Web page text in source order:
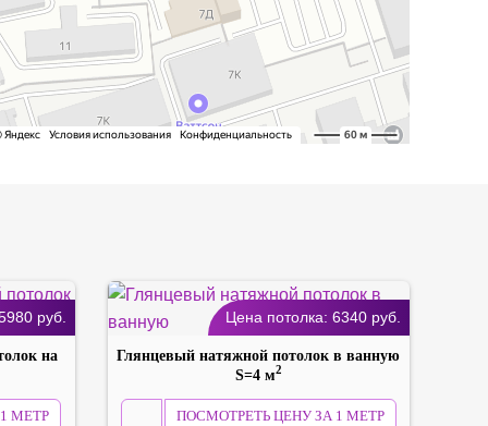
руб.
на
МЕТР
Цена потолка: 6340 руб.
Глянцевый натяжной потолок в ванную
S=4 м2
ПОСМОТРЕТЬ ЦЕНУ ЗА 1 МЕТР